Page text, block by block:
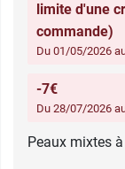
limite d'une
commande)
Du 01/05/2026
-7€
Du 28/07/2026
Peaux mixtes